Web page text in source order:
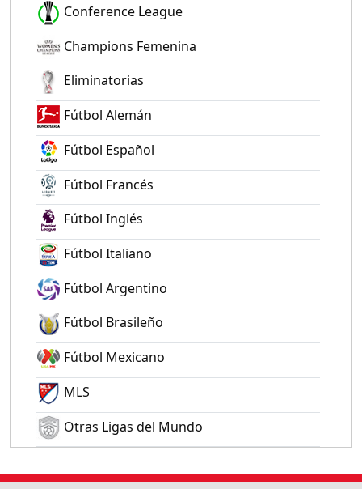
Conference League
Champions Femenina
Eliminatorias
Fútbol Alemán
Fútbol Español
Fútbol Francés
Fútbol Inglés
Fútbol Italiano
Fútbol Argentino
Fútbol Brasileño
Fútbol Mexicano
MLS
Otras Ligas del Mundo